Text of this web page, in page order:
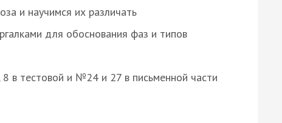
и научимся их различать
для обоснования фаз и типов
в тестовой и №24 и 27 в письменной части